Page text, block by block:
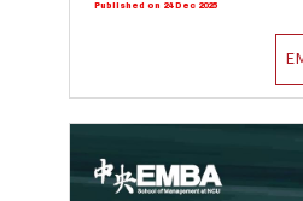
Published on 24 Dec 2025